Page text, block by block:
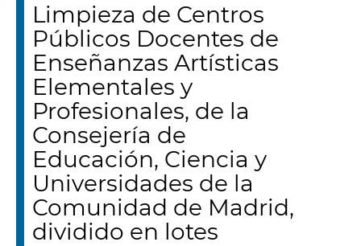
Limpieza de Centros
Públicos Docentes de
Enseñanzas Artísticas
Elementales y
Profesionales, de la
Consejería de
Educación, Ciencia y
Universidades de la
Comunidad de Madrid,
dividido en lotes